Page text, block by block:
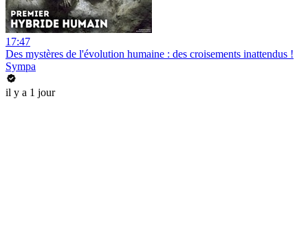
17:47
Des mystères de l'évolution humaine : des croisements inattendus !
Sympa
il y a 1 jour